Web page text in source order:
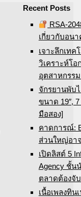
Recent Posts
RSA-
เกี่ยวกับอน
เจาะลึกเทค
วิเคราะห์โอ
อุตสาหกรรม
จักรยานพับไ
ขนาด 19″,
มือสอง]
คาดการณ์:
ส่วนใหญ่อาจ
เปิดลิสต์ 5
Agency ชั้น
ตลาดต้องจั
เนื้อเพลงทิน